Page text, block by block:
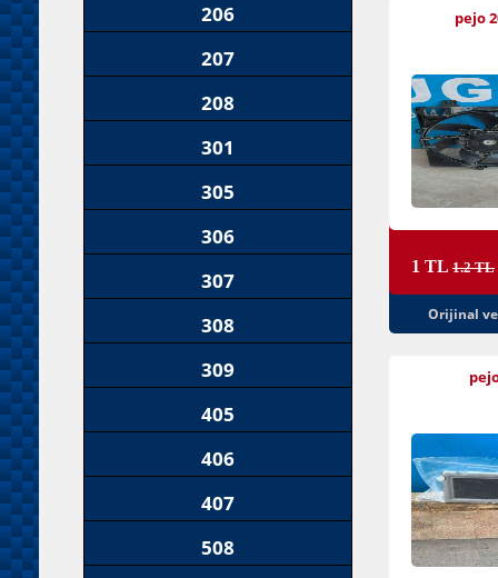
206
207
208
301
305
306
307
308
309
405
406
407
508
pejo
1 TL 1.2 TL
Orijinal ve